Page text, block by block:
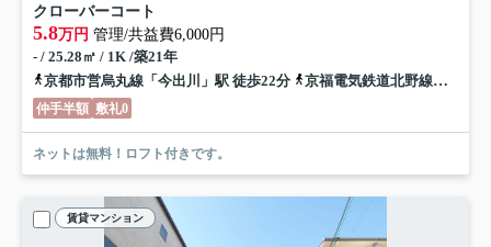
クローバーコート
5.8万円 管理/共益費6,000円
- / 25.28㎡ / 1K /築21年
京都市営烏丸線「今出川」駅 徒歩22分
京福電気鉄道北野線「北野白梅町」駅 徒歩18分
仲手半額 敷礼0
ネットは無料！ロフト付きです。
賃貸マンション